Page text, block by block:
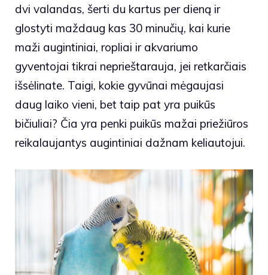
dvi valandas, šerti du kartus per dieną ir
glostyti maždaug kas 30 minučių, kai kurie
maži augintiniai, ropliai ir akvariumo
gyventojai tikrai neprieštarauja, jei retkarčiais
išsėlinate. Taigi, kokie gyvūnai mėgaujasi
daug laiko vieni, bet taip pat yra puikūs
bičiuliai? Čia yra penki puikūs mažai priežiūros
reikalaujantys augintiniai dažnam keliautojui.